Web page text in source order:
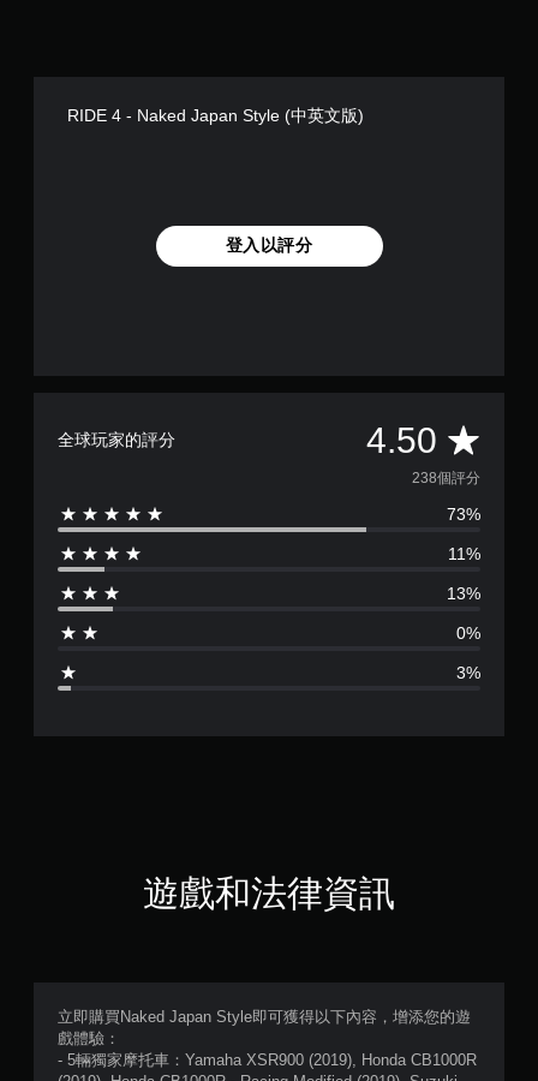
RIDE 4 - Naked Japan Style (中英文版)
登入以評分
全球玩家的評分 4.50 平
均
評
分
4
5
5
顆
238個評分
73%
11%
13%
0%
3%
遊戲和法律資訊
立即購買Naked Japan Style即可獲得以下內容，增添您的遊
戲體驗：
- 5輛獨家摩托車：Yamaha XSR900 (2019), Honda CB1000R